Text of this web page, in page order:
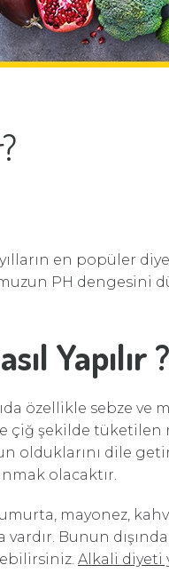
en popüler
PH dengesini
Yapılır ?
özellikle sebze ve
şekilde tüketilen
olduklarını dile
olacaktır.
mayonez,
vardır. Bunun
Alkali diyeti